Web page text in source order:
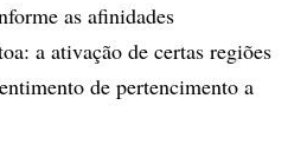
as afinidades
a ativação de certas regiões
de pertencimento a